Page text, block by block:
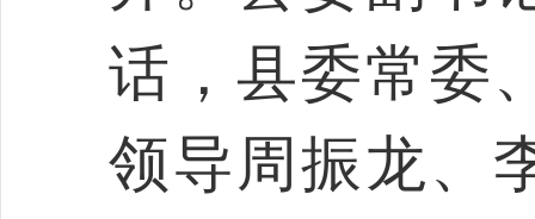
话，县委常委
领导周振龙、